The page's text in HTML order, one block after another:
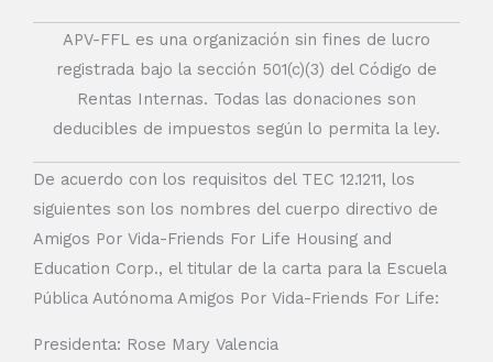
APV-FFL es una organización sin fines de lucro
registrada bajo la sección 501(c)(3) del Código de
Rentas Internas. Todas las donaciones son
deducibles de impuestos según lo permita la ley.
De acuerdo con los requisitos del TEC 12.1211, los
siguientes son los nombres del cuerpo directivo de
Amigos Por Vida-Friends For Life Housing and
Education Corp., el titular de la carta para la Escuela
Pública Autónoma Amigos Por Vida-Friends For Life:
Presidenta: Rose Mary Valencia